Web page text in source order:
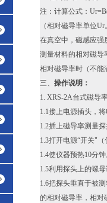
注：计算公式：
（相对磁导率单位
在真空中，磁感应强
测量材料的相对磁导
相对磁导率时（不能
三、 操作说明：
1. XRS-2A台式磁导
1.1接上电源插头，
1.2插上磁导率测量
1.3打开电源“开关"
1.4使仪器预热10分
1.5利用探头上的螺
1.6把探头垂直于被
的相对磁导率，相对